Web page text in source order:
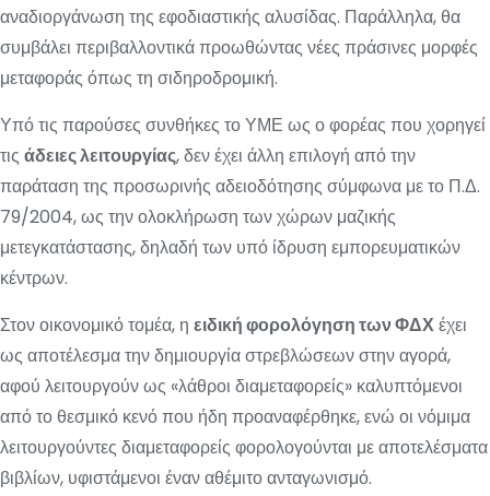
αναδιοργάνωση της εφοδιαστικής αλυσίδας. Παράλληλα, θα
συμβάλει περιβαλλοντικά προωθώντας νέες πράσινες μορφές
μεταφοράς όπως τη σιδηροδρομική.
Υπό τις παρούσες συνθήκες το ΥΜΕ ως ο φορέας που χορηγεί
τις άδειες λειτουργίας, δεν έχει άλλη επιλογή από την
παράταση της προσωρινής αδειοδότησης σύμφωνα με το Π.Δ.
79/2004, ως την ολοκλήρωση των χώρων μαζικής
μετεγκατάστασης, δηλαδή των υπό ίδρυση εμπορευματικών
κέντρων.
Στον οικονομικό τομέα, η ειδική φορολόγηση των ΦΔΧέχει
ως αποτέλεσμα την δημιουργία στρεβλώσεων στην αγορά,
αφού λειτουργούν ως «λάθροι διαμεταφορείς» καλυπτόμενοι
από το θεσμικό κενό που ήδη προαναφέρθηκε, ενώ οι νόμιμα
λειτουργούντες διαμεταφορείς φορολογούνται με αποτελέσματα
βιβλίων, υφιστάμενοι έναν αθέμιτο ανταγωνισμό.